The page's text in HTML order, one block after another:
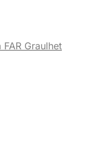
Graulhet